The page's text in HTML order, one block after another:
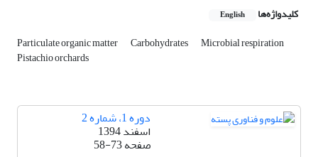
کلیدواژه‌ها
English
Particulate organic matter Carbohydrates Microbial respiration
Pistachio orchards
دوره 1، شماره 2
اسفند 1394
صفحه58-73